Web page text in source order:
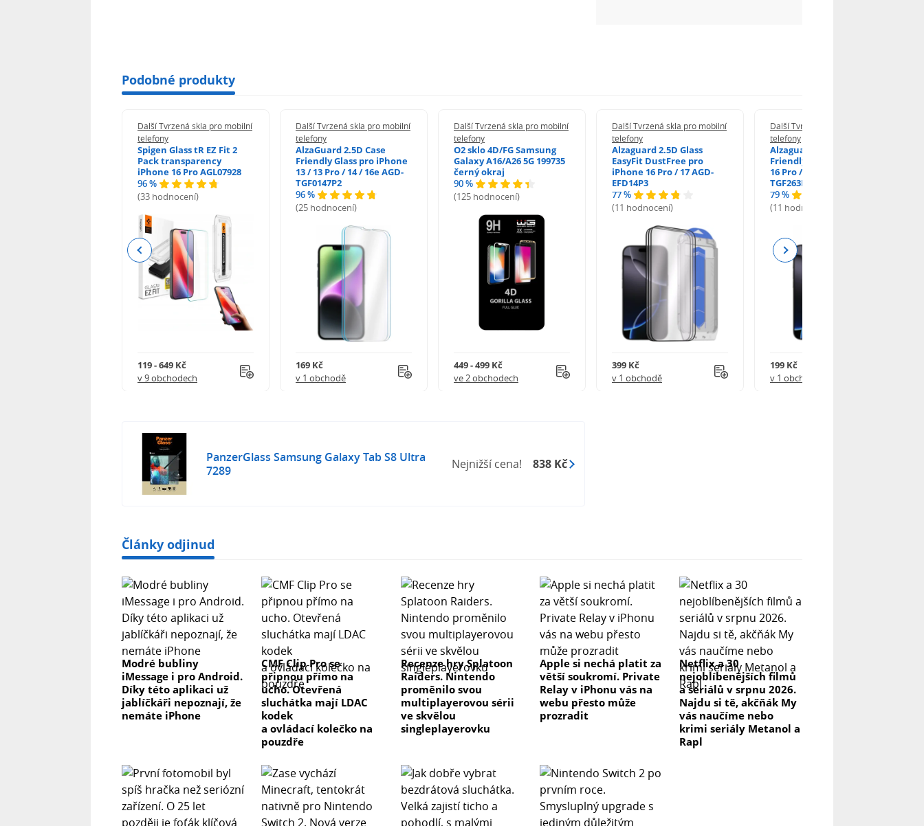
Podobné produkty
Další Tvrzená skla pro mobilní
telefony
Spigen Glass tR EZ Fit 2
Pack transparency
iPhone 16 Pro AGL07928
96 %
(33 hodnocení)
119 - 649 Kč
v 9 obchodech
Další Tvrzená skla pro mobilní
telefony
AlzaGuard 2.5D Case
Friendly Glass pro iPhone
13 / 13 Pro / 14 / 16e AGD-
TGF0147P2
96 %
(25 hodnocení)
169 Kč
v 1 obchodě
Další Tvrzená skla pro mobilní
telefony
O2 sklo 4D/FG Samsung
Galaxy A16/A26 5G 199735
černý okraj
90 %
(125 hodnocení)
449 - 499 Kč
ve 2 obchodech
Další Tvrzená skla pro mobilní
telefony
Alzaguard 2.5D Glass
EasyFit DustFree pro
iPhone 16 Pro / 17 AGD-
EFD14P3
77 %
(11 hodnocení)
399 Kč
v 1 obchodě
Další Tvrzená skla pro mobilní
telefony
Alzaguard 2.5D Case
Friendly Glass pro iPhone
16 Pro / 17 / 17 Pro AGD-
TGF263P2
79 %
(11 hodnocení)
199 Kč
v 1 obchodě
Previous Next
PanzerGlass Samsung Galaxy Tab S8 Ultra
7289
Nejnižší cena! 838 Kč
Články odjinud
Modré bubliny
iMessage i pro Android.
Díky této aplikaci už
jablíčkáři nepoznají, že
nemáte iPhone
CMF Clip Pro se
připnou přímo na
ucho. Otevřená
sluchátka mají LDAC
kodek
a ovládací kolečko na
pouzdře
Recenze hry Splatoon
Raiders. Nintendo
proměnilo svou
multiplayerovou sérii
ve skvělou
singleplayerovku
Apple si nechá platit za
větší soukromí. Private
Relay v iPhonu vás na
webu přesto může
prozradit
Netflix a 30
nejoblíbenějších filmů
a seriálů v srpnu 2026.
Najdu si tě, akčňák My
vás naučíme nebo
krimi seriály Metanol a
Rapl